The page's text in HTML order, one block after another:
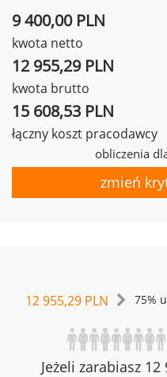
9 400,00 PLN
kwota netto
12 955,29 PLN
kwota brutto
15 608,53 PLN
łączny koszt pracodawcy
obliczenia
zmień
12 955,29 PLN 75%
Jeżeli zarabiasz